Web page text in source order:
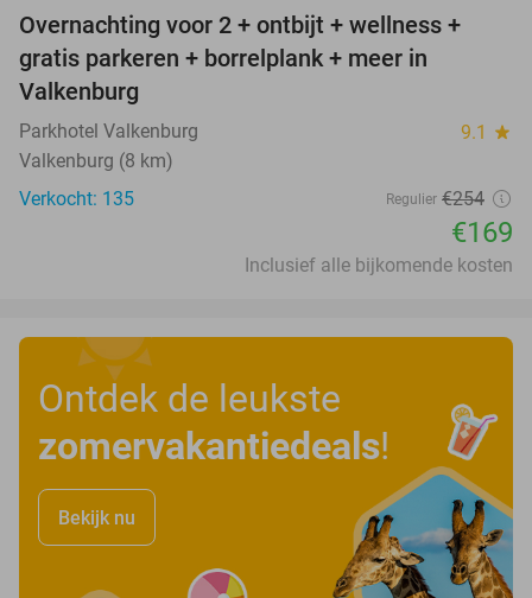
33%
Overnachting voor 2 + ontbijt + wellness +
gratis parkeren + borrelplank + meer in
Valkenburg
Parkhotel Valkenburg 9.1 star
Valkenburg (8 km)
Verkocht: 135
Regulier €254
€169
Inclusief alle bijkomende kosten
Ontdek de leukste
zomervakantiedeals!
Bekijk nu